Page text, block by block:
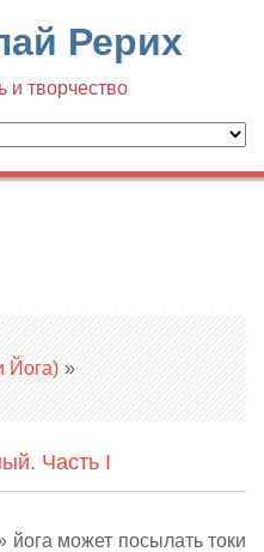
Рерих
и творчество
Йога) »
Часть I
йога может посылать токи